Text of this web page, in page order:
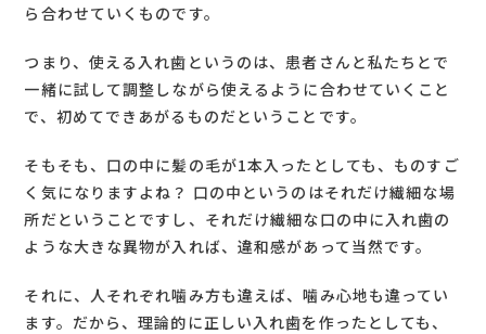
ら合わせていくものです。
つまり、使える入れ歯というのは、患者さんと私たちとで
一緒に試して調整しながら使えるように合わせていくこと
で、初めてできあがるものだということです。
そもそも、口の中に髪の毛が1本入ったとしても、ものすご
く気になりますよね？ 口の中というのはそれだけ繊細な場
所だということですし、それだけ繊細な口の中に入れ歯の
ような大きな異物が入れば、違和感があって当然です。
それに、人それぞれ噛み方も違えば、噛み心地も違ってい
ます。だから、理論的に正しい入れ歯を作ったとしても、